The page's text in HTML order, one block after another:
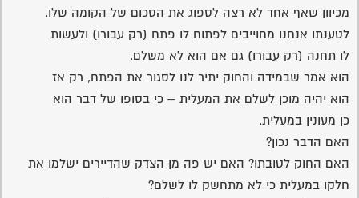
מכיוון שאף אחד לא רצה לספוג את הסכום של הקומה שלו.
לטענתו אנחנו מחוייבים לפתוח לו פתח (רק עבורו) ולעשות
לו תחנה (רק עבורו) גם אם הוא לא משלם.
הוא אמר שבמידה והחוק יתיר לנו לסגור את הפתח, רק אז
הוא יהיה מוכן לשלם את המעלית – כי בסופו של דבר הוא
כן מעונין במעלית.
האם הדבר נכון?
האם החוק לטובתו? האם יש פה מן הצדק שהדיירים ישלמו את
חלקו במעלית כי לא מתחשק לו לשלם?